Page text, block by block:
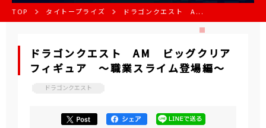
TOP タイトープライズ ドラゴンクエスト A...
ドラゴンクエスト AM ビッグクリア
フィギュア ～職業スライム登場編～
ドラゴンクエスト